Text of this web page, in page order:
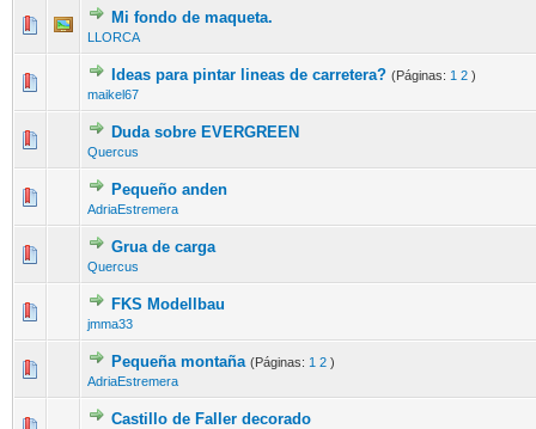
Mi fondo de maqueta.
LLORCA
Ideas para pintar lineas de carretera? (Páginas: 1 2 )
maikel67
Duda sobre EVERGREEN
Quercus
Pequeño anden
AdriaEstremera
Grua de carga
Quercus
FKS Modellbau
jmma33
Pequeña montaña (Páginas: 1 2 )
AdriaEstremera
Castillo de Faller decorado